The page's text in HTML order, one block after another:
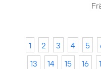
1 2 3 4 5
13
14 15 16